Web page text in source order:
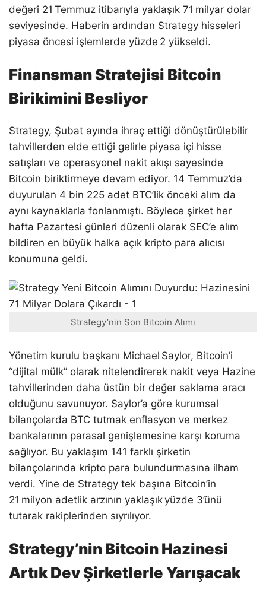
değeri 21 Temmuz itibarıyla yaklaşık 71 milyar dolar
seviyesinde. Haberin ardından Strategy hisseleri
piyasa öncesi işlemlerde yüzde 2 yükseldi.
Finansman Stratejisi Bitcoin
Birikimini Besliyor
Strategy, Şubat ayında ihraç ettiği dönüştürülebilir
tahvillerden elde ettiği gelirle piyasa içi hisse
satışları ve operasyonel nakit akışı sayesinde
Bitcoin biriktirmeye devam ediyor. 14 Temmuz’da
duyurulan 4 bin 225 adet BTC’lik önceki alım da
aynı kaynaklarla fonlanmıştı. Böylece şirket her
hafta Pazartesi günleri düzenli olarak SEC’e alım
bildiren en büyük halka açık kripto para alıcısı
konumuna geldi.
Strategy’nin Son Bitcoin Alımı
Yönetim kurulu başkanı Michael Saylor, Bitcoin’i
“dijital mülk” olarak nitelendirerek nakit veya Hazine
tahvillerinden daha üstün bir değer saklama aracı
olduğunu savunuyor. Saylor’a göre kurumsal
bilançolarda BTC tutmak enflasyon ve merkez
bankalarının parasal genişlemesine karşı koruma
sağlıyor. Bu yaklaşım 141 farklı şirketin
bilançolarında kripto para bulundurmasına ilham
verdi. Yine de Strategy tek başına Bitcoin’in
21 milyon adetlik arzının yaklaşık yüzde 3’ünü
tutarak rakiplerinden sıyrılıyor.
Strategy’nin Bitcoin Hazinesi
Artık Dev Şirketlerle Yarışacak